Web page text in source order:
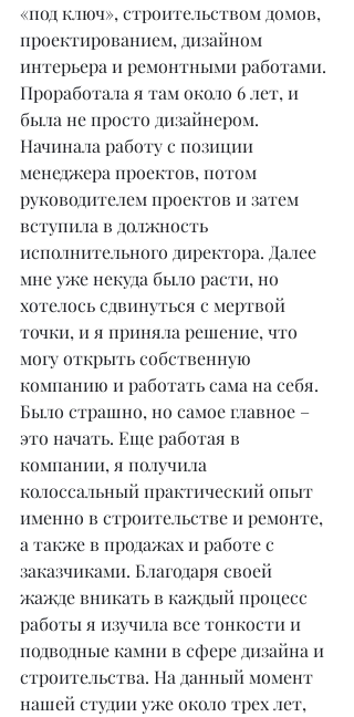
«под ключ», строительством домов,
проектированием, дизайном
интерьера и ремонтными работами.
Проработала я там около 6 лет, и
была не просто дизайнером.
Начинала работу с позиции
менеджера проектов, потом
руководителем проектов и затем
вступила в должность
исполнительного директора. Далее
мне уже некуда было расти, но
хотелось сдвинуться с мертвой
точки, и я приняла решение, что
могу открыть собственную
компанию и работать сама на себя.
Было страшно, но самое главное –
это начать. Еще работая в
компании, я получила
колоссальный практический опыт
именно в строительстве и ремонте,
а также в продажах и работе с
заказчиками. Благодаря своей
жажде вникать в каждый процесс
работы я изучила все тонкости и
подводные камни в сфере дизайна и
строительства. На данный момент
нашей студии уже около трех лет,